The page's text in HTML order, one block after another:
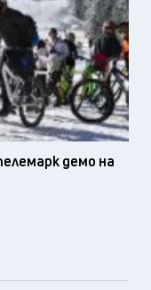
демо на